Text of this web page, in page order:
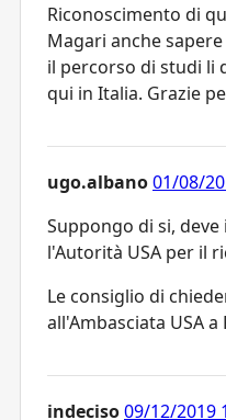
Riconoscimento di
Magari anche
il percorso di studi li
qui in Italia. Grazie
ugo.albano01/08/
Suppongo di si,
l'Autorità USA per il
Le consiglio di
all'Ambasciata USA a
indeciso09/12/2019